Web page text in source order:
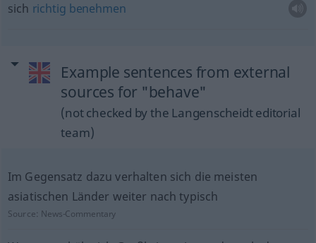
sich richtig benehmen
Example sentences from external
sources for "behave"
(not checked by the Langenscheidt editorial
team)
Im Gegensatz dazu verhalten sich die meisten
asiatischen Länder weiter nach typisch
Source: News-Commentary